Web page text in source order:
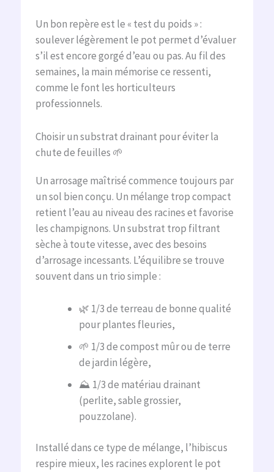
Un bon repère est le « test du poids » :
soulever légèrement le pot permet d’évaluer
s’il est encore gorgé d’eau ou pas. Au fil des
semaines, la main mémorise ce ressenti,
comme le font les horticulteurs
professionnels.
Choisir un substrat drainant pour éviter la
chute de feuilles 🌱
Un arrosage maîtrisé commence toujours par
un sol bien conçu. Un mélange trop compact
retient l’eau au niveau des racines et favorise
les champignons. Un substrat trop filtrant
sèche à toute vitesse, avec des besoins
d’arrosage incessants. L’équilibre se trouve
souvent dans un trio simple :
🌿 1/3 de terreau de bonne qualité
pour plantes fleuries,
🌱 1/3 de compost mûr ou de terre
de jardin légère,
⛰️ 1/3 de matériau drainant
(perlite, sable grossier,
pouzzolane).
Installé dans ce type de mélange, l’hibiscus
respire mieux, les racines explorent le pot